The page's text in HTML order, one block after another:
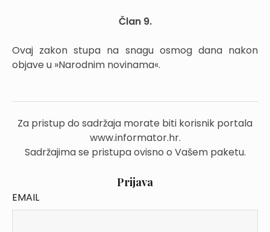
Član 9.
Ovaj zakon stupa na snagu osmog dana nakon
objave u »Narodnim novinama«.
Za pristup do sadržaja morate biti korisnik portala
www.informator.hr.
Sadržajima se pristupa ovisno o Vašem paketu.
Prijava
EMAIL